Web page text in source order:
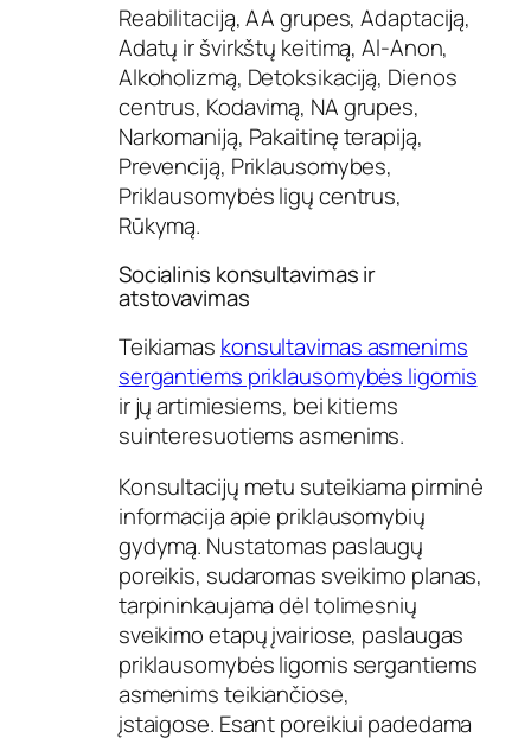
Reabilitaciją, AA grupes, Adaptaciją,
Adatų ir švirkštų keitimą, Al-Anon,
Alkoholizmą, Detoksikaciją, Dienos
centrus, Kodavimą, NA grupes,
Narkomaniją, Pakaitinę terapiją,
Prevenciją, Priklausomybes,
Priklausomybės ligų centrus,
Rūkymą.
Socialinis konsultavimas ir
atstovavimas
Teikiamas konsultavimas asmenims
sergantiems priklausomybės ligomis
ir jų artimiesiems, bei kitiems
suinteresuotiems asmenims.
Konsultacijų metu suteikiama pirminė
informacija apie priklausomybių
gydymą. Nustatomas paslaugų
poreikis, sudaromas sveikimo planas,
tarpininkaujama dėl tolimesnių
sveikimo etapų įvairiose, paslaugas
priklausomybės ligomis sergantiems
asmenims teikiančiose,
įstaigose. Esant poreikiui padedama